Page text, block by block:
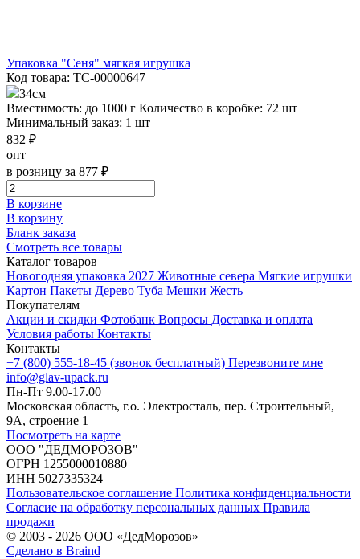
Упаковка "Сеня" мягкая игрушка
Код товара: ТС-00000647
34см
Вместимость: до 1000 г Количество в коробке: 72 шт
Минимальный заказ: 1 шт
832 ₽
опт
в розницу за 877 ₽
В корзине
В корзину
Бланк заказа
Смотреть все товары
Каталог товаров
Новогодняя упаковка 2027 Животные севера Мягкие игрушки
Картон Пакеты Дерево Туба Мешки Жесть
Покупателям
Акции и скидки Фотобанк Вопросы Доставка и оплата
Условия работы Контакты
Контакты
+7 (800) 555-18-45 (звонок бесплатный) Перезвоните мне
info@glav-upack.ru
Пн-Пт 9.00-17.00
Московская область, г.о. Электросталь, пер. Строительный,
9А, строение 1
Посмотреть на карте
ООО "ДЕДМОРОЗОВ"
ОГРН 1255000010880
ИНН 5027335324
Пользовательское соглашение Политика конфиденциальности
Согласие на обработку персональных данных Правила
продажи
© 2003 - 2026 ООО «ДедМорозов»
Сделано в Braind